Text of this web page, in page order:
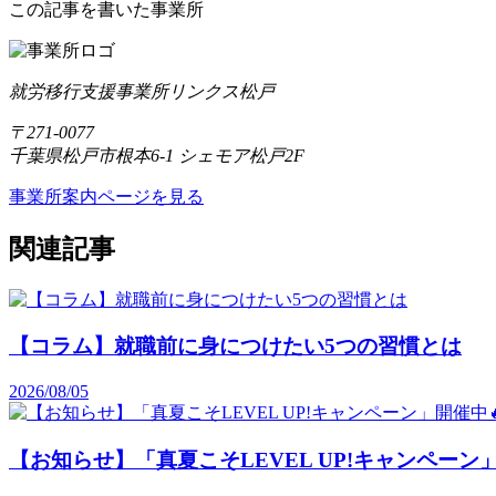
この記事を書いた事業所
就労移行支援事業所リンクス松戸
〒271-0077
千葉県松戸市根本6-1 シェモア松戸2F
事業所案内ページを見る
関連記事
【コラム】就職前に身につけたい5つの習慣とは
2026/08/05
【お知らせ】「真夏こそLEVEL UP!キャンペーン